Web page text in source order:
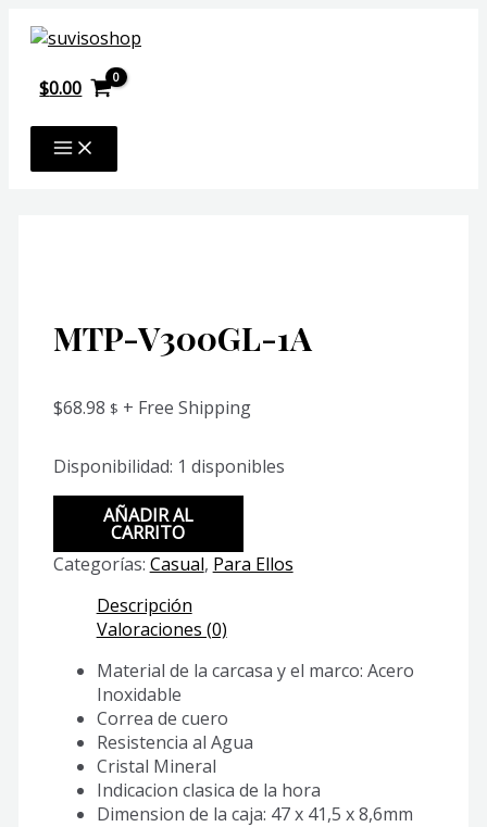
$0.00
MAIN
MENU
MTP-V300GL-1A
$68.98 $ + Free Shipping
Disponibilidad: 1 disponibles
V300GL-
1A
cantidad
AÑADIR AL
CARRITO
Categorías: Casual, Para Ellos
Descripción
Valoraciones (0)
Material de la carcasa y el marco: Acero
Inoxidable
Correa de cuero
Resistencia al Agua
Cristal Mineral
Indicacion clasica de la hora
Dimension de la caja: 47 x 41,5 x 8,6mm